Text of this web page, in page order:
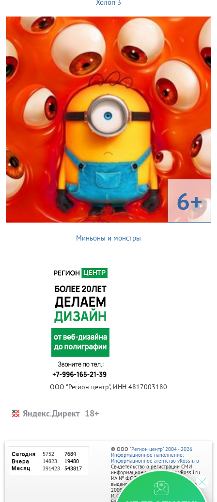
Холоп 3
6+
Миньоны и монстры
ООО "Регион центр", ИНН 4817003180
Яндекс.Директ
© ООО "Регион центр" 2004 - 2026
Информационное наполнение:
Информационное агентство vRossii.ru
Свидетельство о регистрации СМИ
информационного агентства vRossii.ru
ИА № ФС 77‑35502
выдано РОСКОМНАДЗОРом 04 марта
2009г.
И. О. Главного редактора Нарыков А. Н.